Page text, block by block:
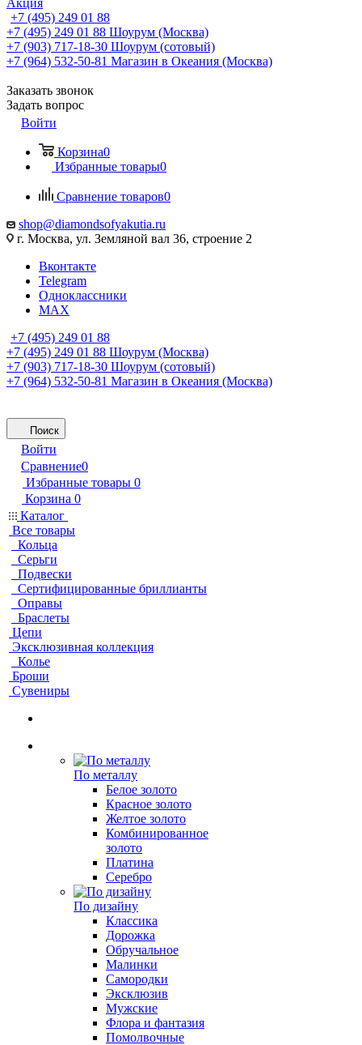
Акция
+7 (495) 249 01 88
+7 (495) 249 01 88 Шоурум (Москва)
+7 (903) 717-18-30 Шоурум (сотовый)
+7 (964) 532-50-81 Магазин в Океания (Москва)
Заказать звонок
Задать вопрос
Войти
Корзина0
Избранные товары0
Сравнение товаров0
shop@diamondsofyakutia.ru
г. Москва, ул. Земляной вал 36, строение 2
Вконтакте
Telegram
Одноклассники
MAX
+7 (495) 249 01 88
+7 (495) 249 01 88 Шоурум (Москва)
+7 (903) 717-18-30 Шоурум (сотовый)
+7 (964) 532-50-81 Магазин в Океания (Москва)
Поиск
Войти
Сравнение0
Избранные товары 0
Корзина 0
Каталог
Все товары
Кольца
Серьги
Подвески
Сертифицированные бриллианты
Оправы
Браслеты
Цепи
Эксклюзивная коллекция
Колье
Броши
Сувениры
По металлу
Белое золото
Красное золото
Желтое золото
Комбинированное
золото
Платина
Серебро
По дизайну
Классика
Дорожка
Обручальное
Малинки
Самородки
Эксклюзив
Мужские
Флора и фантазия
Помолвочные